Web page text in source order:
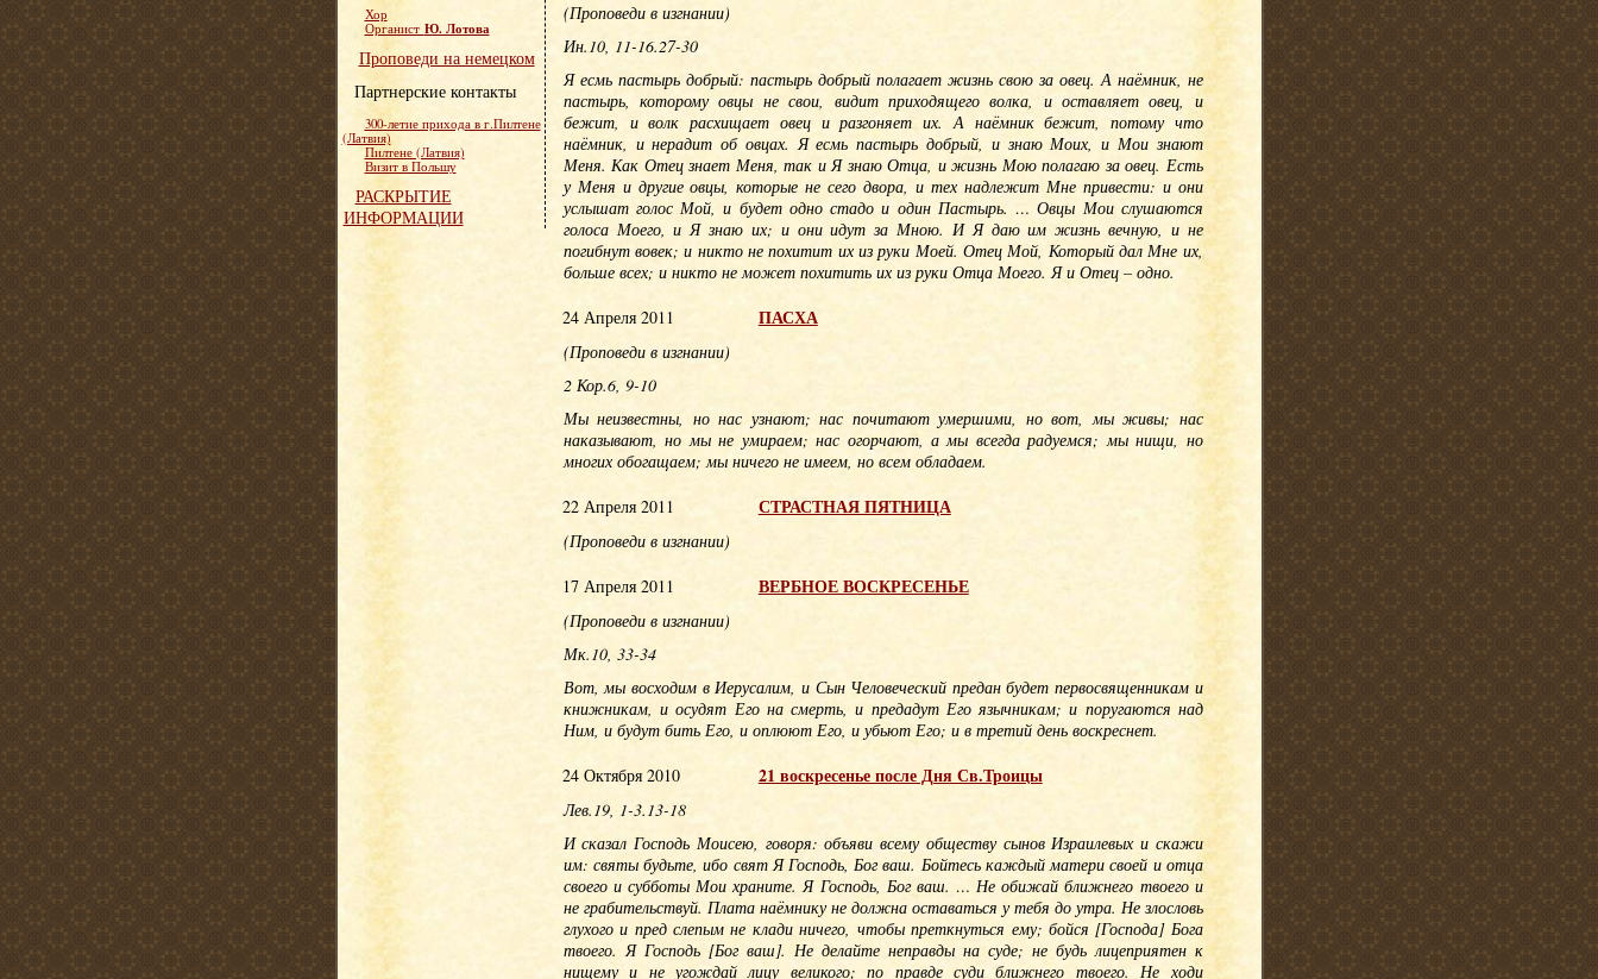
(Проповеди в изгнании)
Ин.10, 11-16.27-30
Я есмь пастырь добрый: пастырь добрый полагает жизнь свою за овец. А наёмник, не
пастырь, которому овцы не свои, видит приходящего волка, и оставляет овец, и
бежит, и волк расхищает овец и разгоняет их. А наёмник бежит, потому что
наёмник, и нерадит об овцах. Я есмь пастырь добрый, и знаю Моих, и Мои знают
Меня. Как Отец знает Меня, так и Я знаю Отца, и жизнь Мою полагаю за овец. Есть
у Меня и другие овцы, которые не сего двора, и тех надлежит Мне привести: и они
услышат голос Мой, и будет одно стадо и один Пастырь. … Овцы Мои слушаются
голоса Моего, и Я знаю их; и они идут за Мною. И Я даю им жизнь вечную, и не
погибнут вовек; и никто не похитит их из руки Моей. Отец Мой, Который дал Мне их,
больше всех; и никто не может похитить их из руки Отца Моего. Я и Отец – одно.
24 Апреля 2011
ПАСХА
(Проповеди в изгнании)
2 Кор.6, 9-10
Мы неизвестны, но нас узнают; нас почитают умершими, но вот, мы живы; нас
наказывают, но мы не умираем; нас огорчают, а мы всегда радуемся; мы нищи, но
многих обогащаем; мы ничего не имеем, но всем обладаем.
22 Апреля 2011
СТРАСТНАЯ ПЯТНИЦА
(Проповеди в изгнании)
17 Апреля 2011
ВЕРБНОЕ ВОСКРЕСЕНЬЕ
(Проповеди в изгнании)
Мк.10, 33-34
Вот, мы восходим в Иерусалим, и Сын Человеческий предан будет первосвященникам и
книжникам, и осудят Его на смерть, и предадут Его язычникам; и поругаются над
Ним, и будут бить Его, и оплюют Его, и убьют Его; и в третий день воскреснет.
24 Октября 2010
21 воскресенье после Дня Св.Троицы
Лев.19, 1-3.13-18
И сказал Господь Моисею, говоря: объяви всему обществу сынов Израилевых и скажи
им: святы будьте, ибо свят Я Господь, Бог ваш. Бойтесь каждый матери своей и отца
своего и субботы Мои храните. Я Господь, Бог ваш. … Не обижай ближнего твоего и
не грабительствуй. Плата наёмнику не должна оставаться у тебя до утра. Не злословь
глухого и пред слепым не клади ничего, чтобы преткнуться ему; бойся [Господа] Бога
твоего. Я Господь [Бог ваш]. Не делайте неправды на суде; не будь лицеприятен к
нищему и не угождай лицу великого; по правде суди ближнего твоего. Не ходи
Хор
Органист Ю. Лотова
Проповеди на немецком
Партнерские контакты
300-летие прихода в г.Пилтене
(Латвия)
Пилтене (Латвия)
Визит в Польшу
РАСКРЫТИЕ
ИНФОРМАЦИИ